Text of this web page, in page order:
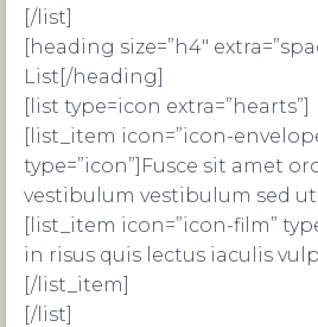
[/list]
[heading size=”h4″
List[/heading]
[list type=icon extra=”hearts”]
[list_item icon=”icon-
type=”icon”]Fusce sit amet
vestibulum vestibulum sed
[list_item icon=”icon-film”
in risus quis lectus iaculis
[/list_item]
[/list]